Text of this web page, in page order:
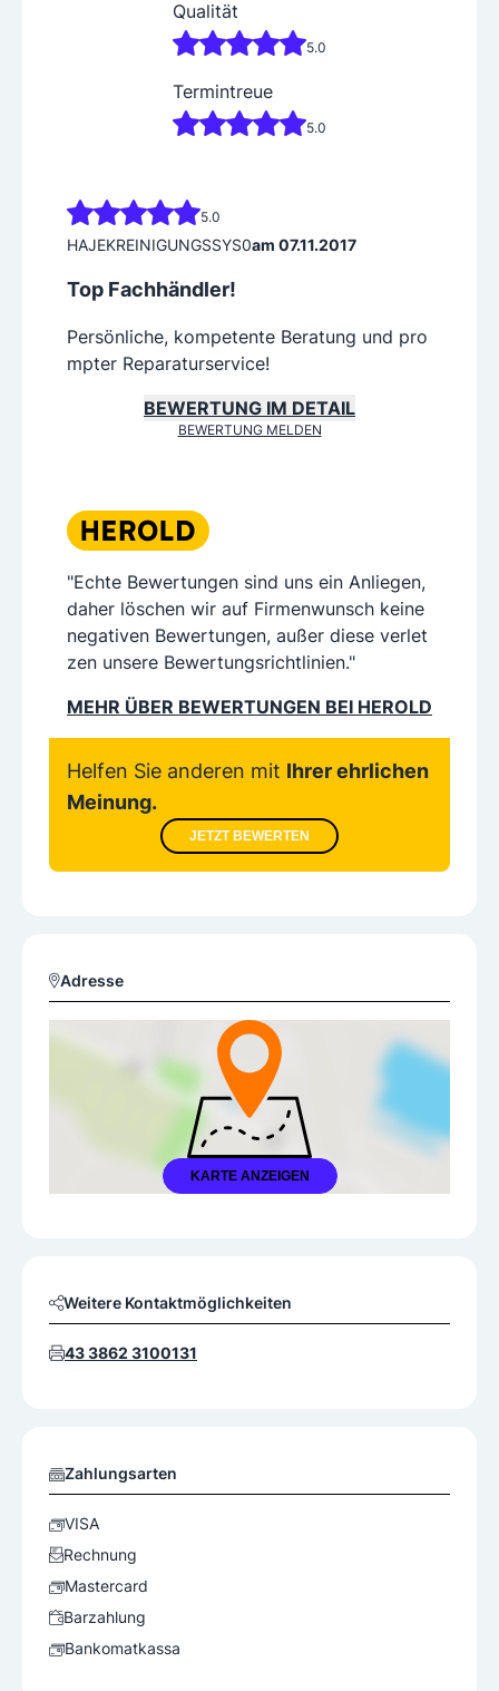
Qualität
5.0
Termintreue
5.0
5.0
HAJEKREINIGUNGSSYS0am 07.11.2017
Top Fachhändler!
Persönliche, kompetente Beratung und pro
mpter Reparaturservice!
BEWERTUNG IM DETAIL
BEWERTUNG MELDEN
"Echte Bewertungen sind uns ein Anliegen,
daher löschen wir auf Firmenwunsch keine
negativen Bewertungen, außer diese verlet
zen unsere Bewertungsrichtlinien."
MEHR ÜBER BEWERTUNGEN BEI HEROLD
Helfen Sie anderen mit Ihrer ehrlichen
Meinung.
JETZT BEWERTEN
Adresse
KARTE ANZEIGEN
Weitere Kontaktmöglichkeiten
43 3862 3100131
Zahlungsarten
VISA
Rechnung
Mastercard
Barzahlung
Bankomatkassa